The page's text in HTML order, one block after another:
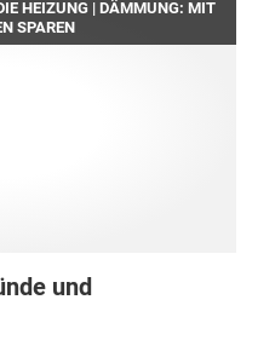
HEIZUNG | DÄMMUNG: MIT
SPAREN
und